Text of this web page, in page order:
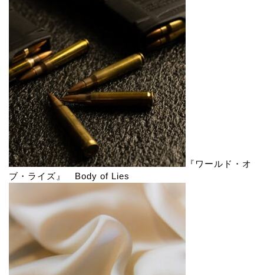
『ワールド・オ
ブ・ライズ』 Body of Lies